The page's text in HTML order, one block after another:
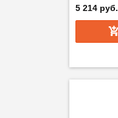
5 214 руб.